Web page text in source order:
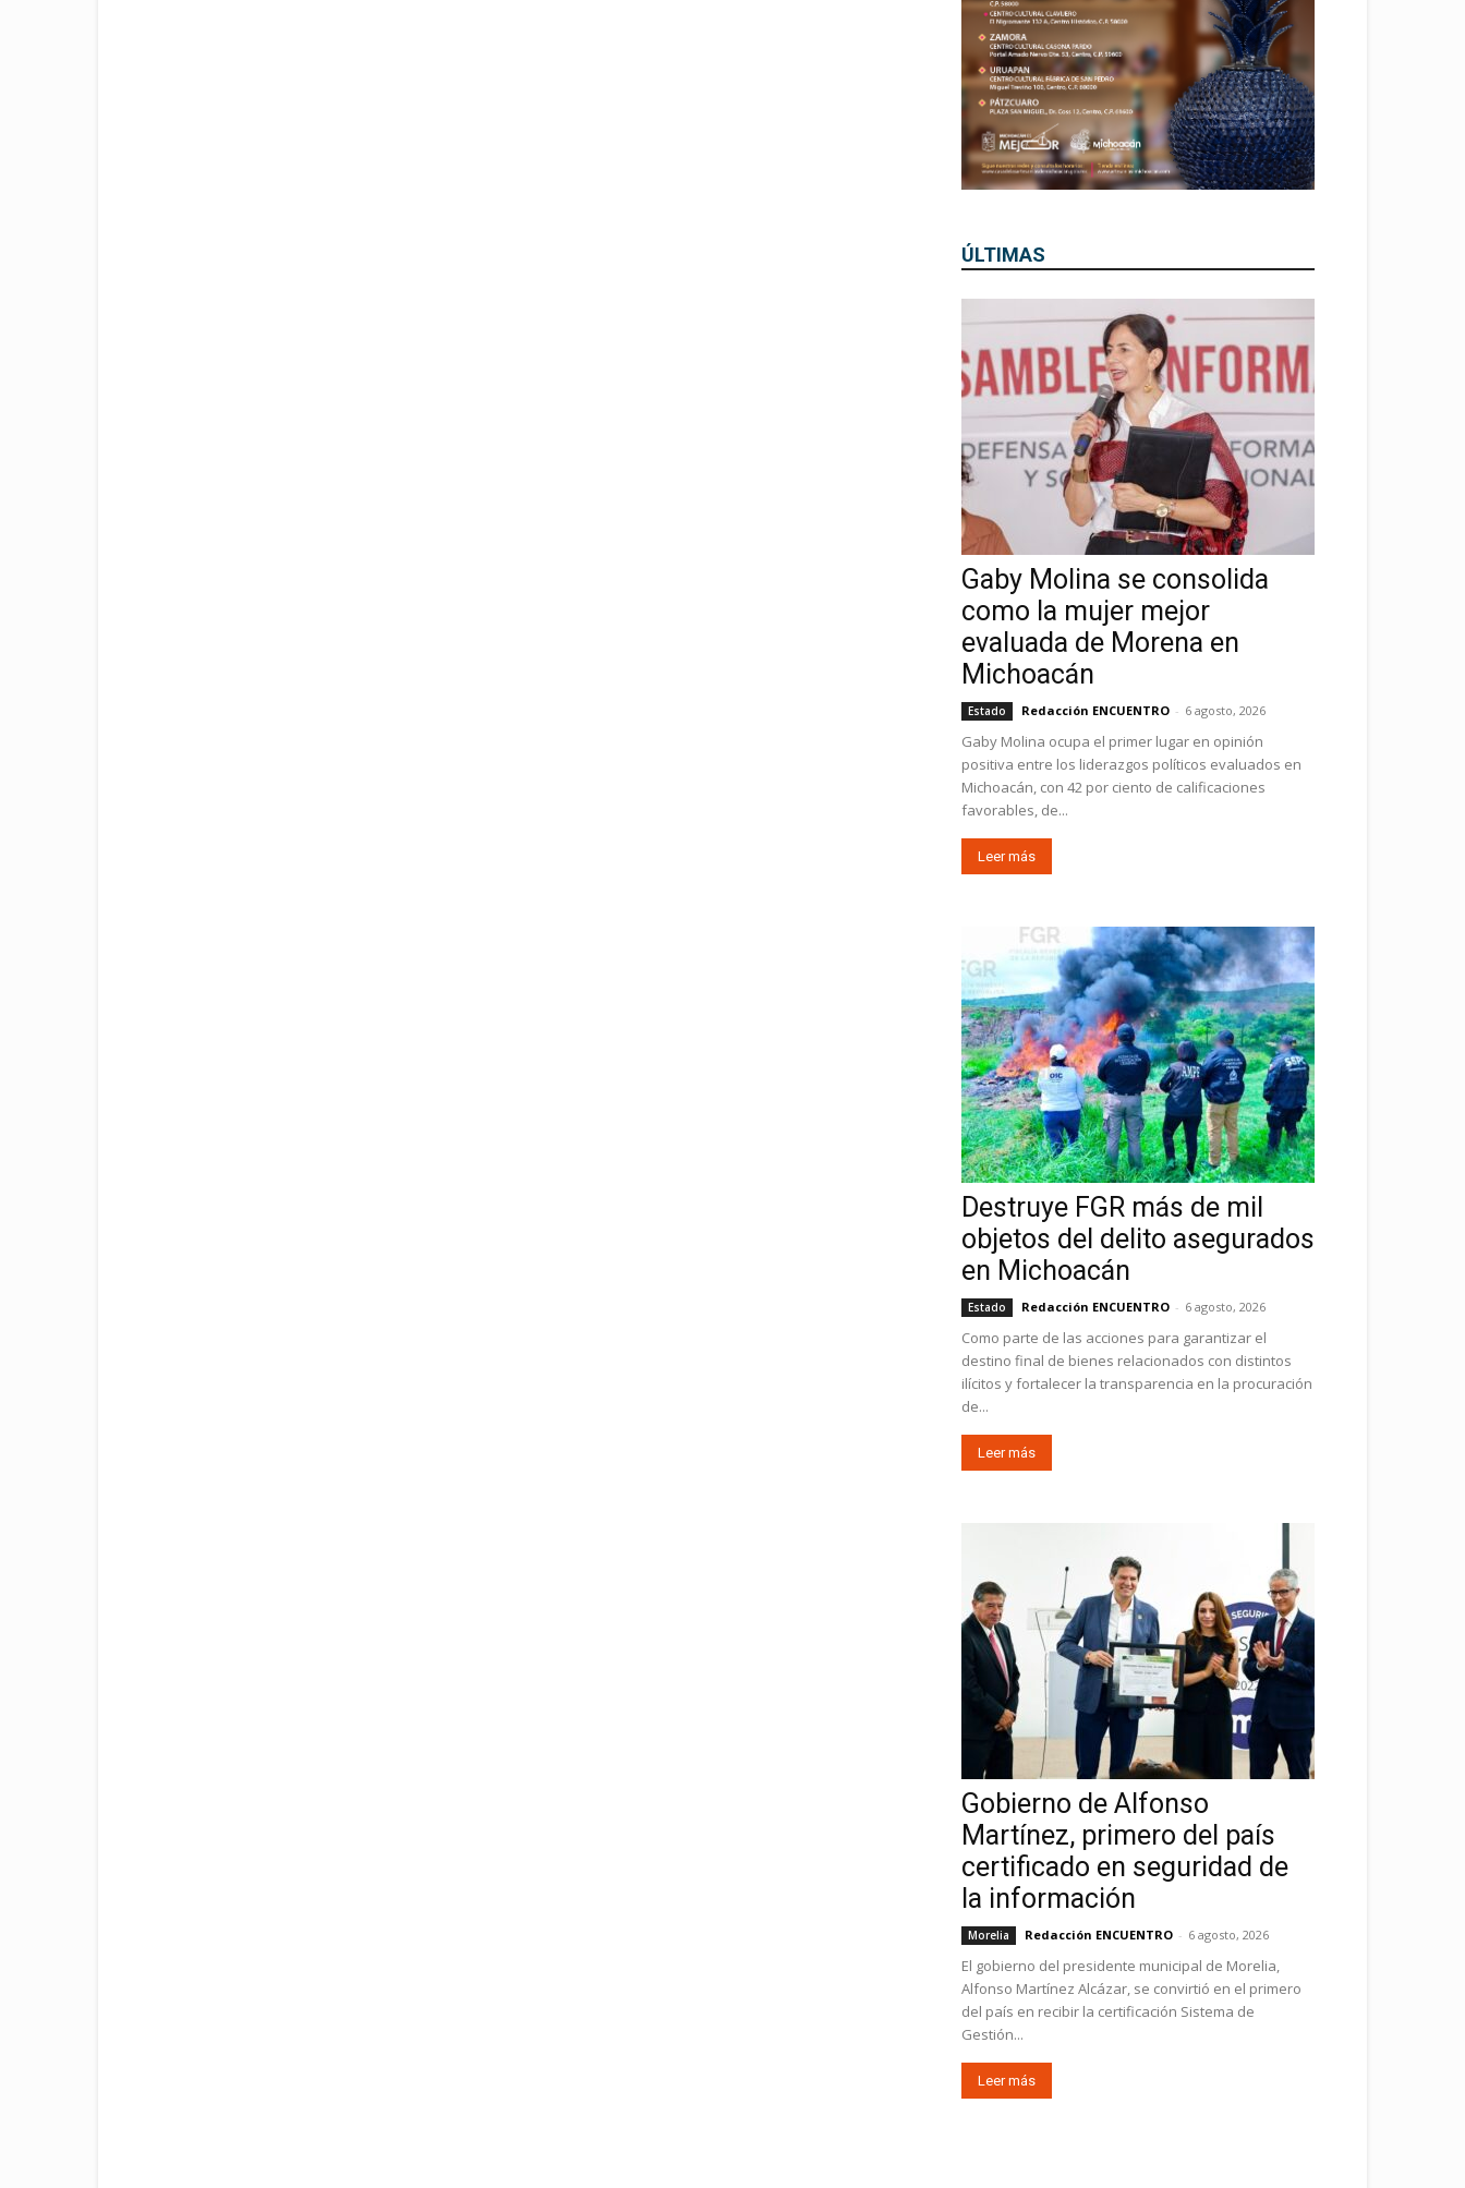
ÚLTIMAS
Gaby Molina se consolida
como la mujer mejor
evaluada de Morena en
Michoacán
Estado Redacción ENCUENTRO - 6 agosto, 2026
Gaby Molina ocupa el primer lugar en opinión
positiva entre los liderazgos políticos evaluados en
Michoacán, con 42 por ciento de calificaciones
favorables, de...
Leer más
Destruye FGR más de mil
objetos del delito asegurados
en Michoacán
Estado Redacción ENCUENTRO - 6 agosto, 2026
Como parte de las acciones para garantizar el
destino final de bienes relacionados con distintos
ilícitos y fortalecer la transparencia en la procuración
de...
Leer más
Gobierno de Alfonso
Martínez, primero del país
certificado en seguridad de
la información
Morelia Redacción ENCUENTRO - 6 agosto, 2026
El gobierno del presidente municipal de Morelia,
Alfonso Martínez Alcázar, se convirtió en el primero
del país en recibir la certificación Sistema de
Gestión...
Leer más